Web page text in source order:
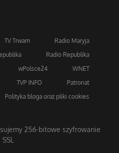
TV Trwam
Radio Maryja
Radio Republika
wPolsce24
WNET
TVP INFO
Patronat
Polityka bloga oraz pliki cookies
256-bitowe szyfrowanie
SSL